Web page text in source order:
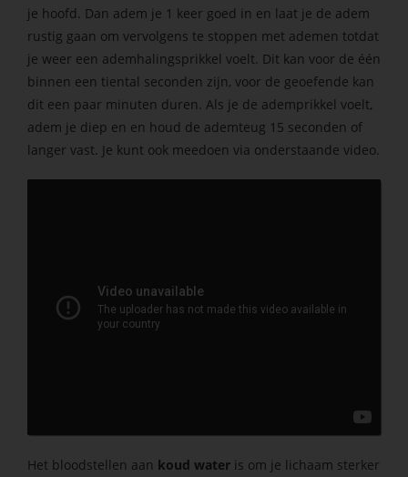
je hoofd. Dan adem je 1 keer goed in en laat je de adem
rustig gaan om vervolgens te stoppen met ademen totdat
je weer een ademhalingsprikkel voelt. Dit kan voor de één
binnen een tiental seconden zijn, voor de geoefende kan
dit een paar minuten duren. Als je de ademprikkel voelt,
adem je diep en en houd de ademteug 15 seconden of
langer vast. Je kunt ook meedoen via onderstaande video.
Het bloodstellen aan koud water is om je lichaam sterker